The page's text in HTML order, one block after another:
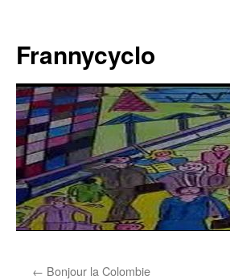
contenu
Frannycyclo
← Bonjour la Colombie